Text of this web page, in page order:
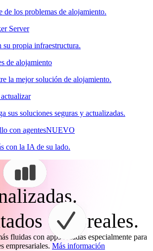
de los problemas de alojamiento.
Server
su propia infraestructura.
de alojamiento
la mejor solución de alojamiento.
sus soluciones seguras y actualizadas.
con agentesNUEVO
con la IA de su lado.
reales.
fluidas con apps creadas especialmente para
empresariales. Más información